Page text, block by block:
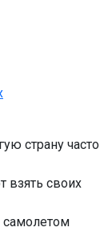
страну часто
взять своих
самолетом